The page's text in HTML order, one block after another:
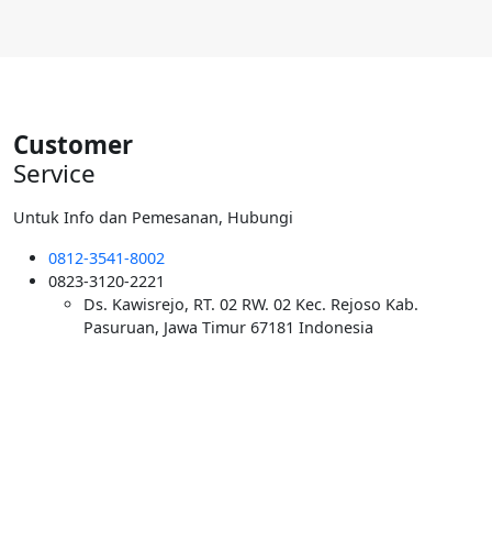
Customer
Service
Untuk Info dan Pemesanan, Hubungi
0812-3541-8002
0823-3120-2221
Ds. Kawisrejo, RT. 02 RW. 02 Kec. Rejoso Kab.
Pasuruan, Jawa Timur 67181 Indonesia